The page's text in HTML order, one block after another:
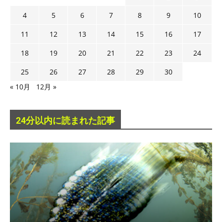
4
5 6 7 8 9
10
11
12 13 14 15 16
17
18
19 20 21 22 23
24
25
26 27 28 29
30
« 10月
12月 »
24分以内に読まれた記事